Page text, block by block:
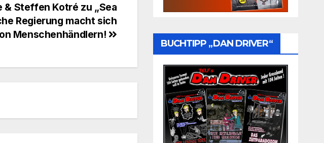
& Steffen Kotré zu „Sea
Regierung macht sich
Menschenhändlern!
BUCHTIPP „DAN DRIVER“